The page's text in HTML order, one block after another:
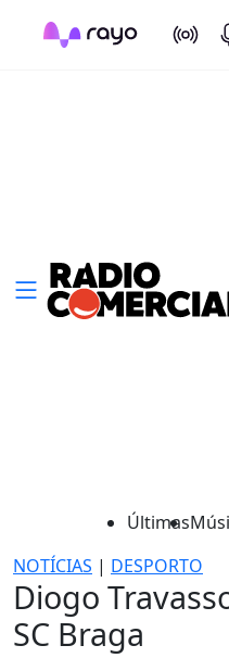
On Air
Últimas
NOTÍCIAS | DESPORTO
Diogo
SC Braga